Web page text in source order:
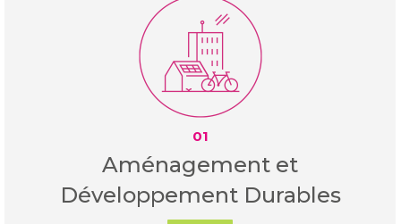
01
Aménagement et
Développement Durables